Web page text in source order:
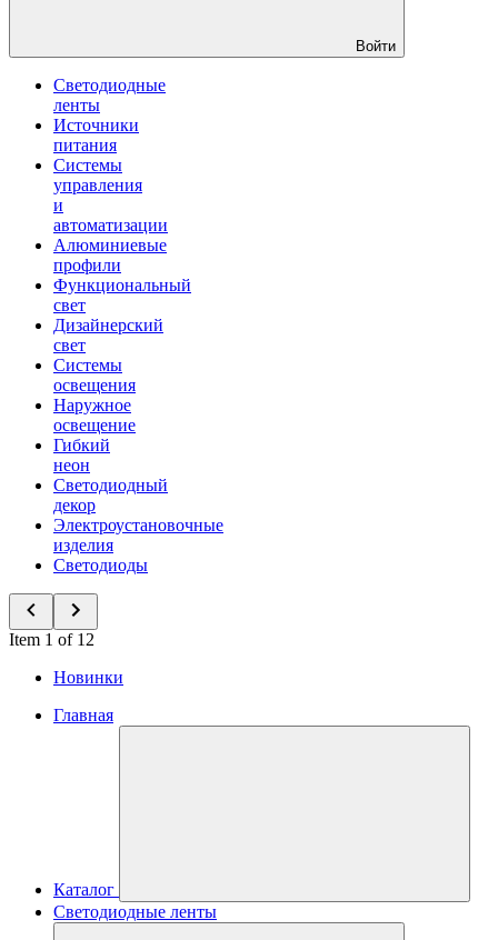
Войти
Светодиодные
ленты
Источники
питания
Системы
управления
и
автоматизации
Алюминиевые
профили
Функциональный
свет
Дизайнерский
свет
Системы
освещения
Наружное
освещение
Гибкий
неон
Светодиодный
декор
Электроустановочные
изделия
Светодиоды
Item 1 of 12
Новинки
Главная
Каталог
Светодиодные ленты